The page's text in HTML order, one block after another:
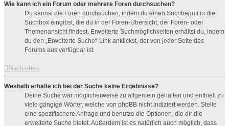
Wie kann ich ein Forum oder mehrere Foren durchsuchen?
Du kannst die Foren durchsuchen, indem du einen Suchbegriff in die
Suchbox eingibst, die du in der Foren-Übersicht, der Foren- oder
Themenansicht findest. Erweiterte Suchmöglichkeiten erhältst du, indem
du den „Erweiterte Suche“-Link anklickst, der von jeder Seite des
Forums aus verfügbar ist.
Nach oben
Weshalb erhalte ich bei der Suche keine Ergebnisse?
Deine Suche war möglicherweise zu allgemein gehalten und enthielt zu
viele gängige Wörter, welche von phpBB nicht indiziert werden. Stelle
eine spezifischere Anfrage und benutze die Optionen, die dir die
erweiterte Suche bietet. Außerdem ist es natürlich auch möglich, dass